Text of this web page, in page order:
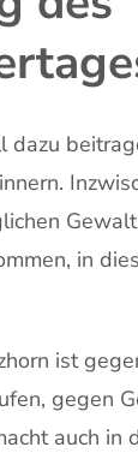
dazu
in
ist
gegen
auch in